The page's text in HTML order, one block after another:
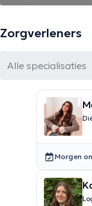
Zorgverleners
Alle specialisaties
Morgen